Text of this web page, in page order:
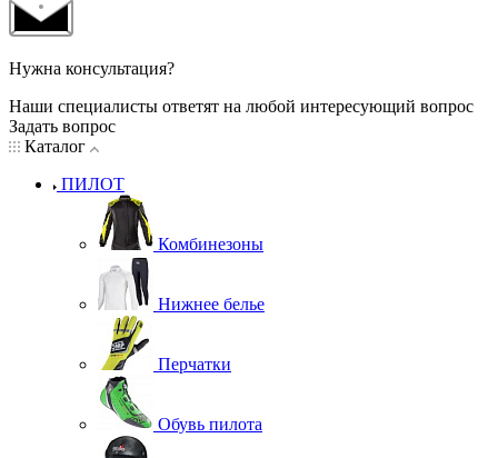
Нужна консультация?
Наши специалисты ответят на любой интересующий вопрос
Задать вопрос
Каталог
ПИЛОТ
Комбинезоны
Нижнее белье
Перчатки
Обувь пилота